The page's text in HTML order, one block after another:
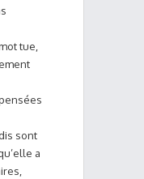
tue,
sont
a